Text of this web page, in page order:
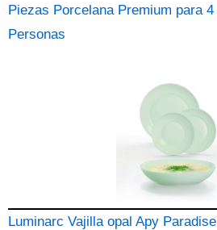
Piezas Porcelana Premium para 4
Personas
Luminarc Vajilla opal Apy Paradise